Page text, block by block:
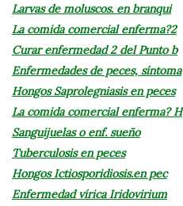
Larvas de moluscos. en branqui
La comida comercial enferma?2
Curar enfermedad 2 del Punto b
Enfermedades de peces, síntoma
Hongos Saprolegniasis en peces
La comida comercial enferma? H
Sanguijuelas o enf. sueño
Tuberculosis en peces
Hongos Ictiosporidiosis.en pec
Enfermedad vírica Iridovirium